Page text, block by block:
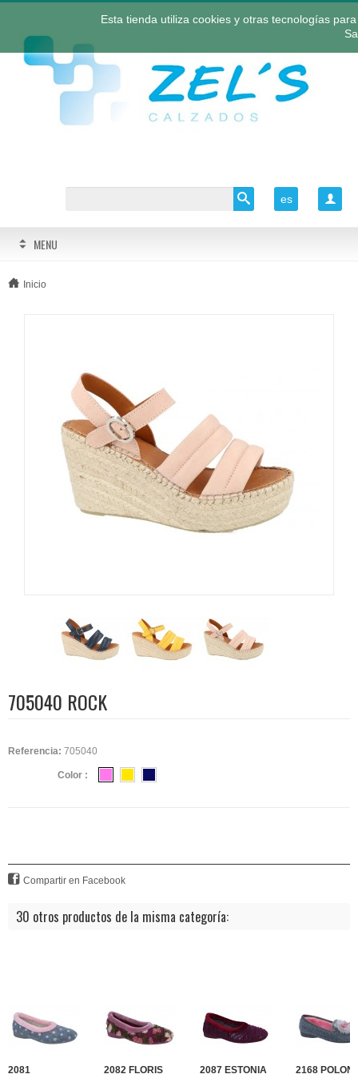

es
MENU
Inicio
705040 ROCK
Referencia: 705040
Color :
Compartir en Facebook
30 otros productos de la misma categoría:
2081 2082 FLORIS 2087 ESTONIA 2168
Esta tienda utiliza cookies y otras tecnologías